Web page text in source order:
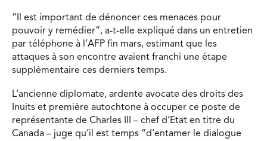
“Il est important de dénoncer ces menaces pour
pouvoir y remédier”, a-t-elle expliqué dans un entretien
par téléphone à l’AFP fin mars, estimant que les
attaques à son encontre avaient franchi une étape
supplémentaire ces derniers temps.
L’ancienne diplomate, ardente avocate des droits des
Inuits et première autochtone à occuper ce poste de
représentante de Charles III – chef d’Etat en titre du
Canada – juge qu’il est temps “d’entamer le dialogue